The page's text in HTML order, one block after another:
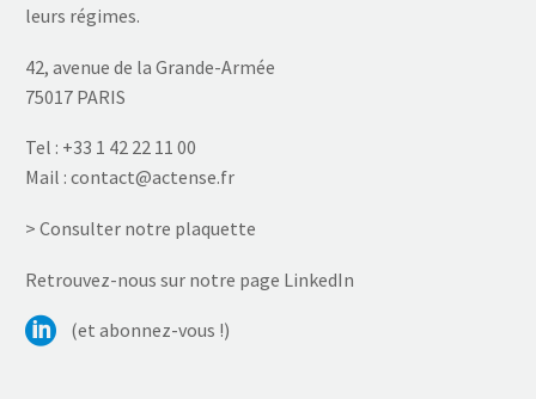
leurs régimes.
42, avenue de la Grande-Armée
75017 PARIS
Tel : +33 1 42 22 11 00
Mail : contact@actense.fr
> Consulter notre plaquette
Retrouvez-nous sur notre page LinkedIn
(et abonnez-vous !)